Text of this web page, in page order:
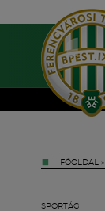
FŐOLDAL »
SPORTÁG